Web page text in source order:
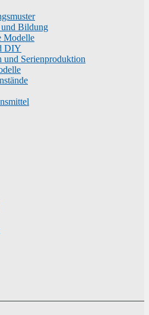
Bildung
Modelle
DIY
und Serienproduktion